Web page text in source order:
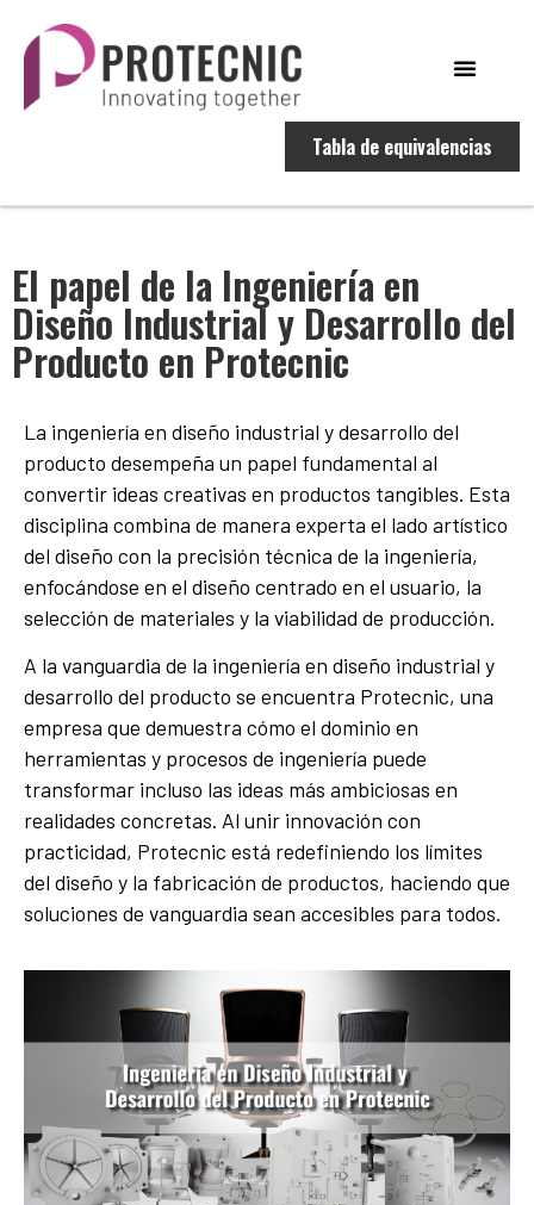
Tabla de equivalencias
El papel de la Ingeniería en
Diseño Industrial y Desarrollo del
Producto en Protecnic
La ingeniería en diseño industrial y desarrollo del
producto desempeña un papel fundamental al
convertir ideas creativas en productos tangibles. Esta
disciplina combina de manera experta el lado artístico
del diseño con la precisión técnica de la ingeniería,
enfocándose en el diseño centrado en el usuario, la
selección de materiales y la viabilidad de producción.
A la vanguardia de la ingeniería en diseño industrial y
desarrollo del producto se encuentra Protecnic, una
empresa que demuestra cómo el dominio en
herramientas y procesos de ingeniería puede
transformar incluso las ideas más ambiciosas en
realidades concretas. Al unir innovación con
practicidad, Protecnic está redefiniendo los límites
del diseño y la fabricación de productos, haciendo que
soluciones de vanguardia sean accesibles para todos.